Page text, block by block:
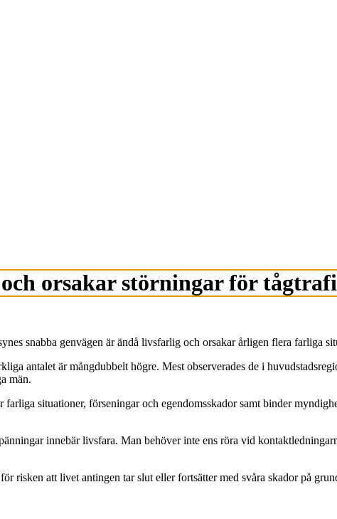
orsakar störningar för
snabba genvägen är ändå livsfarlig och orsakar årligen flera farliga
antalet är mångdubbelt högre. Mest observerades de i
män.
situationer, förseningar och egendomsskador samt binder
innebär livsfara. Man behöver inte ens röra vid
risken att livet antingen tar slut eller fortsätter med svåra skador på